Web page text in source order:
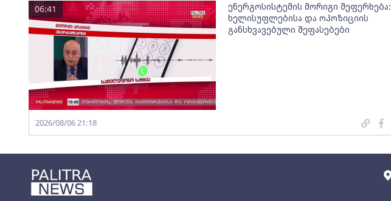
ენერგოსისტემის მორიგი შეფერხება:
ხელისუფლებისა და ოპოზიციის
განსხვავებული შეფასებები
06:41
2026/08/06 21:18